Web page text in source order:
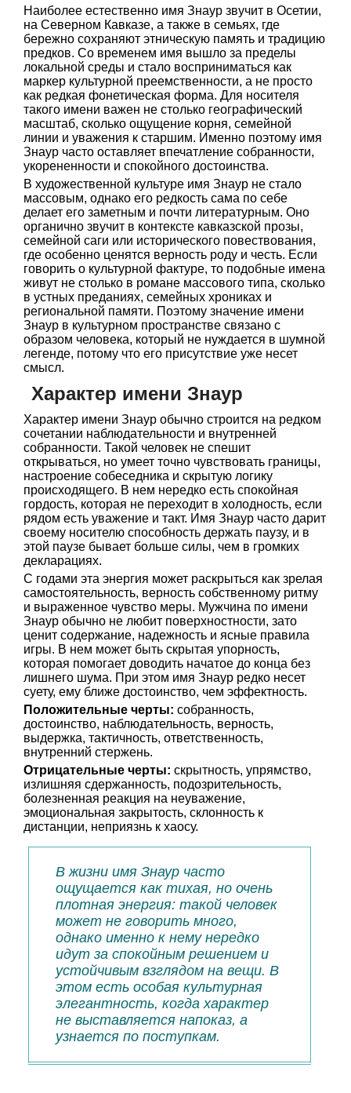
Наиболее естественно имя Знаур звучит в Осетии,
на Северном Кавказе, а также в семьях, где
бережно сохраняют этническую память и традицию
предков. Со временем имя вышло за пределы
локальной среды и стало восприниматься как
маркер культурной преемственности, а не просто
как редкая фонетическая форма. Для носителя
такого имени важен не столько географический
масштаб, сколько ощущение корня, семейной
линии и уважения к старшим. Именно поэтому имя
Знаур часто оставляет впечатление собранности,
укорененности и спокойного достоинства.
В художественной культуре имя Знаур не стало
массовым, однако его редкость сама по себе
делает его заметным и почти литературным. Оно
органично звучит в контексте кавказской прозы,
семейной саги или исторического повествования,
где особенно ценятся верность роду и честь. Если
говорить о культурной фактуре, то подобные имена
живут не столько в романе массового типа, сколько
в устных преданиях, семейных хрониках и
региональной памяти. Поэтому значение имени
Знаур в культурном пространстве связано с
образом человека, который не нуждается в шумной
легенде, потому что его присутствие уже несет
смысл.
Характер имени Знаур
Характер имени Знаур обычно строится на редком
сочетании наблюдательности и внутренней
собранности. Такой человек не спешит
открываться, но умеет точно чувствовать границы,
настроение собеседника и скрытую логику
происходящего. В нем нередко есть спокойная
гордость, которая не переходит в холодность, если
рядом есть уважение и такт. Имя Знаур часто дарит
своему носителю способность держать паузу, и в
этой паузе бывает больше силы, чем в громких
декларациях.
С годами эта энергия может раскрыться как зрелая
самостоятельность, верность собственному ритму
и выраженное чувство меры. Мужчина по имени
Знаур обычно не любит поверхностности, зато
ценит содержание, надежность и ясные правила
игры. В нем может быть скрытая упорность,
которая помогает доводить начатое до конца без
лишнего шума. При этом имя Знаур редко несет
суету, ему ближе достоинство, чем эффектность.
Положительные черты: собранность,
достоинство, наблюдательность, верность,
выдержка, тактичность, ответственность,
внутренний стержень.
Отрицательные черты: скрытность, упрямство,
излишняя сдержанность, подозрительность,
болезненная реакция на неуважение,
эмоциональная закрытость, склонность к
дистанции, неприязнь к хаосу.
В жизни имя Знаур часто
ощущается как тихая, но очень
плотная энергия: такой человек
может не говорить много,
однако именно к нему нередко
идут за спокойным решением и
устойчивым взглядом на вещи. В
этом есть особая культурная
элегантность, когда характер
не выставляется напоказ, а
узнается по поступкам.